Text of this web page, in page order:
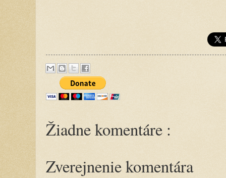
Žiadne komentáre :
Zverejnenie komentára